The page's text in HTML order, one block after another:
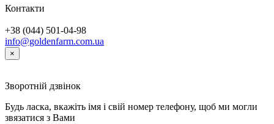
Контакти
+38 (044) 501-04-98
info@goldenfarm.com.ua
×
Зворотній дзвінок
Будь ласка, вкажіть імя і свій номер телефону, щоб ми могли
звязатися з Вами